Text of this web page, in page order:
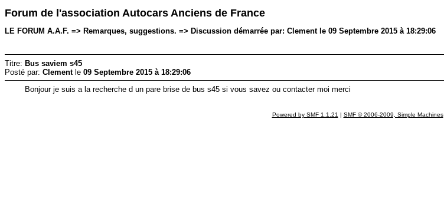
Forum de l'association Autocars Anciens de France
LE FORUM A.A.F. => Remarques, suggestions. => Discussion démarrée par: Clement le 09 Septembre 2015 à 18:29:06
Titre: Bus saviem s45
Posté par: Clementle 09 Septembre 2015 à 18:29:06
Bonjour je suis a la recherche d un pare brise de bus s45 si vous savez ou contacter moi merci
Powered by SMF 1.1.21 | SMF © 2006-2009, Simple Machines